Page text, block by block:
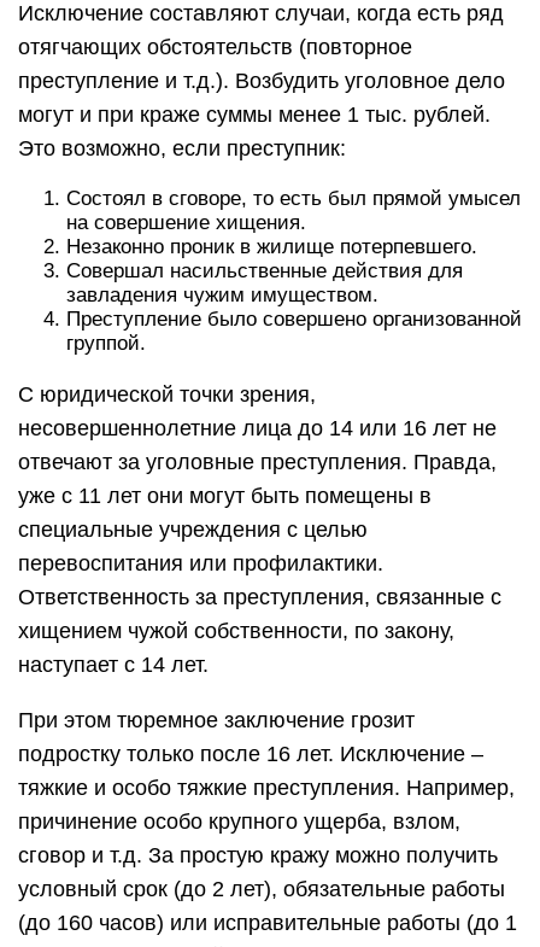
Исключение составляют случаи, когда есть ряд
отягчающих обстоятельств (повторное
преступление и т.д.). Возбудить уголовное дело
могут и при краже суммы менее 1 тыс. рублей.
Это возможно, если преступник:
Состоял в сговоре, то есть был прямой умысел
на совершение хищения.
Незаконно проник в жилище потерпевшего.
Совершал насильственные действия для
завладения чужим имуществом.
Преступление было совершено организованной
группой.
С юридической точки зрения,
несовершеннолетние лица до 14 или 16 лет не
отвечают за уголовные преступления. Правда,
уже с 11 лет они могут быть помещены в
специальные учреждения с целью
перевоспитания или профилактики.
Ответственность за преступления, связанные с
хищением чужой собственности, по закону,
наступает с 14 лет.
При этом тюремное заключение грозит
подростку только после 16 лет. Исключение –
тяжкие и особо тяжкие преступления. Например,
причинение особо крупного ущерба, взлом,
сговор и т.д. За простую кражу можно получить
условный срок (до 2 лет), обязательные работы
(до 160 часов) или исправительные работы (до 1